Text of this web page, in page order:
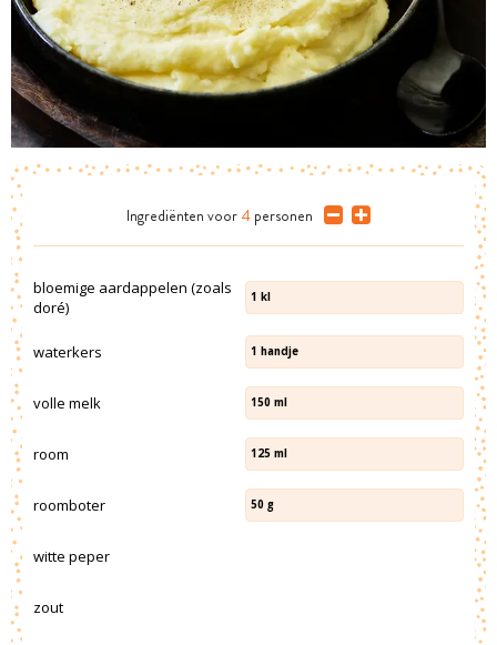
Ingrediënten voor 4 personen
bloemige aardappelen (zoals
doré)
1 kl
waterkers 1 handje
volle melk 150 ml
room 125 ml
roomboter 50 g
witte peper
zout